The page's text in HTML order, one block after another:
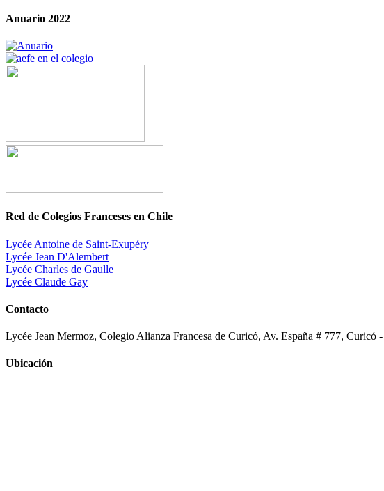
Anuario 2022
Red de Colegios Franceses en Chile
Lycée Antoine de Saint-Exupéry
Lycée Jean D'Alembert
Lycée Charles de Gaulle
Lycée Claude Gay
Contacto
Lycée Jean Mermoz, Colegio Alianza Francesa de Curicó, Av. España # 777,
Ubicación